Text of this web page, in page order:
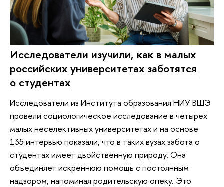
Исследователи изучили, как в малых
российских университетах заботятся
о студентах
Исследователи из Института образования НИУ ВШЭ
провели социологическое исследование в четырех
малых неселективных университетах и на основе
135 интервью показали, что в таких вузах забота о
студентах имеет двойственную природу. Она
объединяет искреннюю помощь с постоянным
надзором, напоминая родительскую опеку. Это